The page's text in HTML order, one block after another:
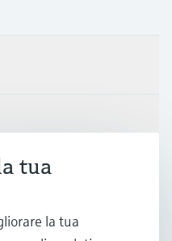
tua
la tua